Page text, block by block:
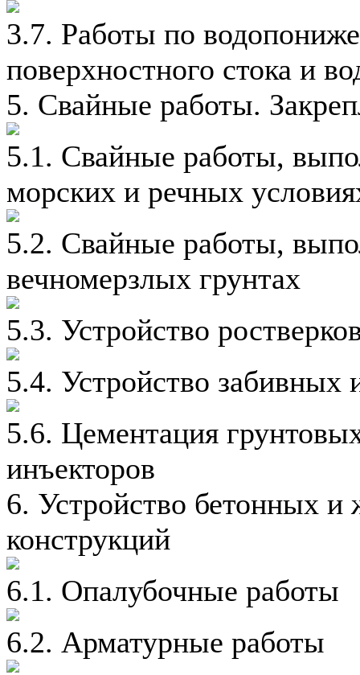
3.7. Работы по
поверхностного стока и
5. Свайные работы.
5.1. Свайные работы,
морских и речных
5.2. Свайные работы,
вечномерзлых грунтах
5.3. Устройство
5.4. Устройство забивных
5.6. Цементация
инъекторов
6. Устройство бетонных
конструкций
6.1. Опалубочные работы
6.2. Арматурные работы